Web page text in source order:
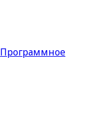
Программное